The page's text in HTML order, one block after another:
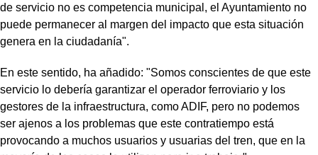
de servicio no es competencia municipal, el Ayuntamiento no
puede permanecer al margen del impacto que esta situación
genera en la ciudadanía".
En este sentido, ha añadido: "Somos conscientes de que este
servicio lo debería garantizar el operador ferroviario y los
gestores de la infraestructura, como ADIF, pero no podemos
ser ajenos a los problemas que este contratiempo está
provocando a muchos usuarios y usuarias del tren, que en la